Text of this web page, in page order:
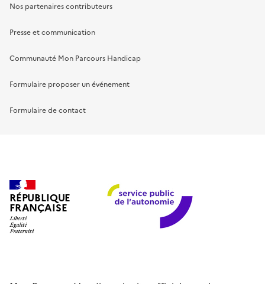
Nos partenaires contributeurs
Presse et communication
Communauté Mon Parcours Handicap
Formulaire proposer un événement
Formulaire de contact
RÉPUBLIQUE
FRANÇAISE